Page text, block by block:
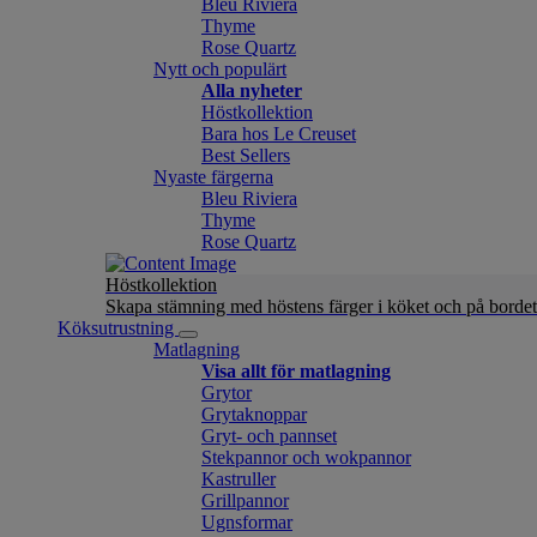
Bleu Riviera
Thyme
Rose Quartz
Nytt och populärt
Alla nyheter
Höstkollektion
Bara hos Le Creuset
Best Sellers
Nyaste färgerna
Bleu Riviera
Thyme
Rose Quartz
Höstkollektion
Skapa stämning med höstens färger i köket och på
Köksutrustning
Matlagning
Visa allt för matlagning
Grytor
Grytaknoppar
Gryt- och pannset
Stekpannor och wokpannor
Kastruller
Grillpannor
Ugnsformar